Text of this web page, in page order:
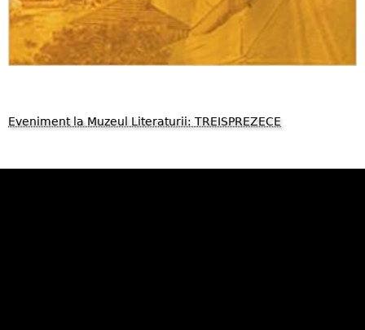
Eveniment la Muzeul Literaturii: TREISPREZECE